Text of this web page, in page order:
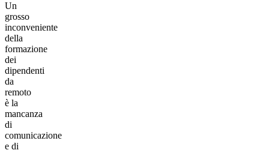
Un
grosso
inconveniente
della
formazione
dei
dipendenti
da
remoto
è la
mancanza
di
comunicazione
e di